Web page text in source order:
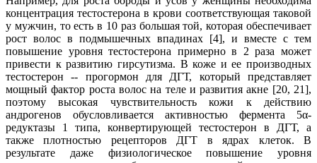
концентрация тестостерона в крови соответствующая таковой
у мужчин, то есть в 10 раз большая той, которая обеспечивает
рост волос в подмышечных впадинах [4], и вместе с тем
повышение уровня тестостерона примерно в 2 раза может
привести к развитию гирсутизма. В коже и ее производных
тестостерон -- прогормон для ДГТ, который представляет
мощный фактор роста волос на теле и развития акне [20, 21],
поэтому высокая чувствительность кожи к действию
андрогенов обусловливается активностью фермента 5α-
редуктазы 1 типа, конвертирующей тестостерон в ДГТ, а
также плотностью рецепторов ДГТ в ядрах клеток. В
результате даже физиологическое повышение уровня